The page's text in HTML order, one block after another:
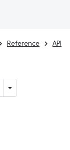
Reference API